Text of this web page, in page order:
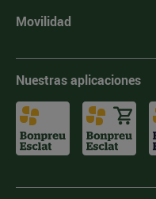
Movilidad
Nuestras aplicaciones